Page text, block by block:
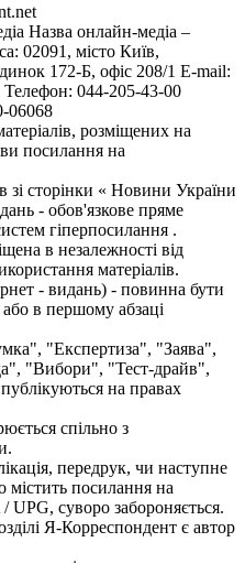
Назва онлайн-медіа –
02091, місто Київ,
172-Б, офіс 208/1 E-mail:
Телефон: 044-205-43-00
06068
розміщених на
посилання на
зі сторінки « Новини України
- обов'язкове пряме
гіперпосилання .
в незалежності від
матеріалів.
- видань) - повинна бути
в першому абзаці
"Експертиза", "Заява",
"Вибори", "Тест-драйв",
на правах
спільно з
передрук, чи наступне
посилання на
UPG, суворо забороняється.
Я-Корреспондент є автор